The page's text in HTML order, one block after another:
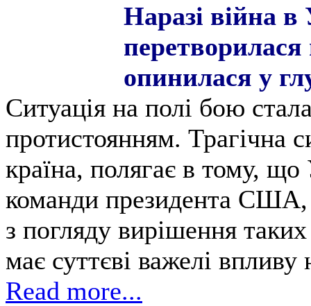
Наразі війна в
опинилася у
Ситуація на полі бою
протистоянням. Трагічна
країна, полягає в тому,
команди президента США,
з погляду вирішення
має суттєві важелі впливу
Read more...